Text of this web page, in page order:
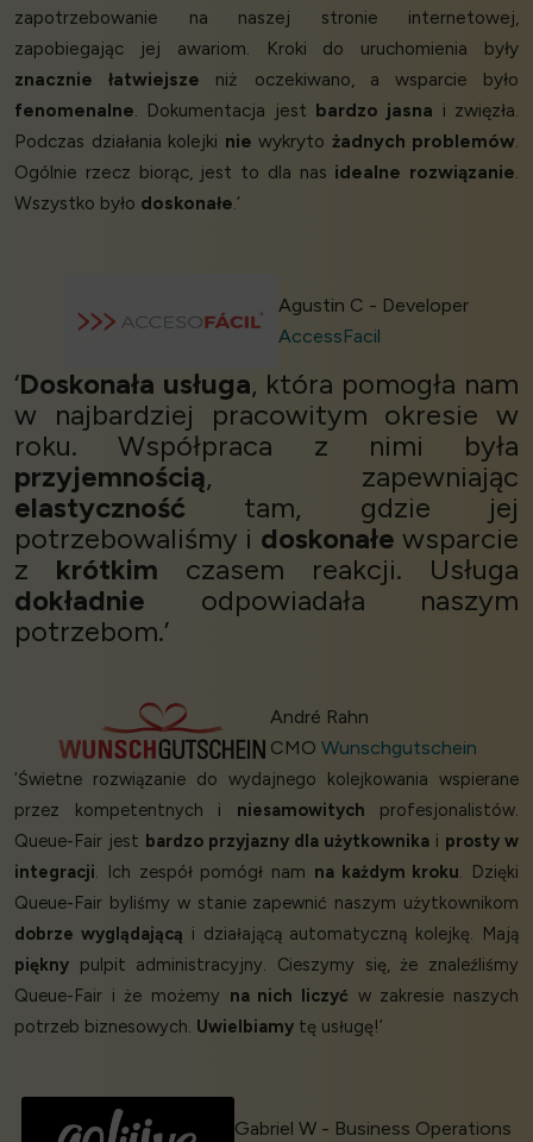
zapotrzebowanie na naszej stronie internetowej,
zapobiegając jej awariom. Kroki do uruchomienia były
znacznie łatwiejsze niż oczekiwano, a wsparcie było
fenomenalne . Dokumentacja jest bardzo jasna i zwięzła.
Podczas działania kolejki nie wykryto żadnych problemów
Ogólnie rzecz biorąc, jest to dla nas idealne rozwiązanie
Wszystko było doskonałe .’
Agustin C - Developer
AccessFacil
‘Doskonała usługa, która pomogła nam
w najbardziej pracowitym okresie w
roku. Współpraca z nimi była
przyjemnością, zapewniając
elastyczność tam, gdzie jej
potrzebowaliśmy i doskonałe wsparcie
z krótkim czasem reakcji. Usługa
dokładnie odpowiadała naszym
potrzebom.’
André Rahn
CMO Wunschgutschein
‘Świetne rozwiązanie do wydajnego kolejkowania wspierane
przez kompetentnych i niesamowitych profesjonalistów.
Queue-Fair jest bardzo przyjazny dla użytkownika i prosty w
integracji . Ich zespół pomógł nam na każdym kroku . Dzięki
Queue-Fair byliśmy w stanie zapewnić naszym użytkownikom
dobrze wyglądającą i działającą automatyczną kolejkę. Mają
piękny pulpit administracyjny. Cieszymy się, że znaleźliśmy
Queue-Fair i że możemy na nich liczyć w zakresie naszych
potrzeb biznesowych. Uwielbiamy tę usługę!’
Gabriel W - Business Operations